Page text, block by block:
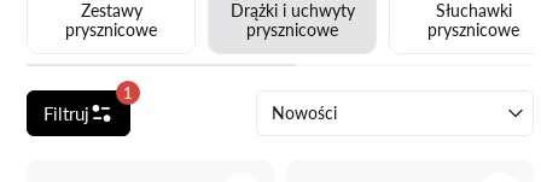
Zestawy
prysznicowe
Drążki i uchwyty
prysznicowe
Słuchawki
prysznicowe
Filtruj
1
Nowości